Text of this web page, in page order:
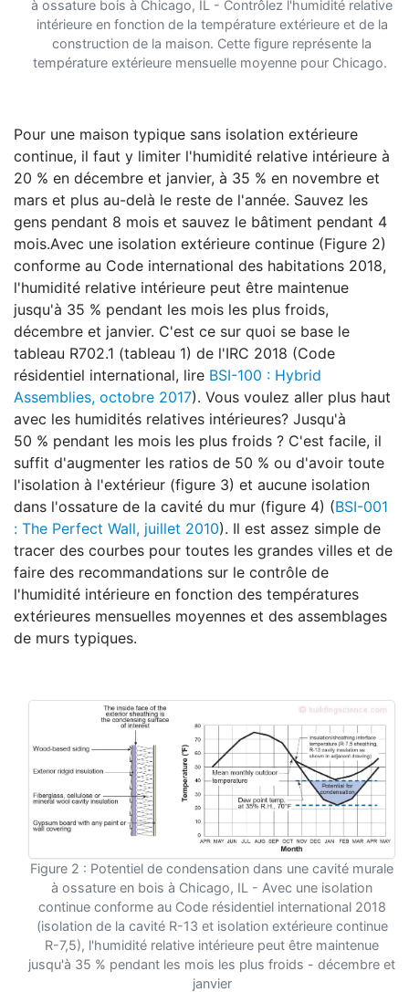
à ossature bois à Chicago, IL - Contrôlez l'humidité relative
intérieure en fonction de la température extérieure et de la
construction de la maison. Cette figure représente la
température extérieure mensuelle moyenne pour Chicago.
Pour une maison typique sans isolation extérieure
continue, il faut y limiter l'humidité relative intérieure à
20 % en décembre et janvier, à 35 % en novembre et
mars et plus au-delà le reste de l'année. Sauvez les
gens pendant 8 mois et sauvez le bâtiment pendant 4
mois.Avec une isolation extérieure continue (Figure 2)
conforme au Code international des habitations 2018,
l'humidité relative intérieure peut être maintenue
jusqu'à 35 % pendant les mois les plus froids,
décembre et janvier. C'est ce sur quoi se base le
tableau R702.1 (tableau 1) de l'IRC 2018 (Code
résidentiel international, lire BSI-100 : Hybrid
Assemblies, octobre 2017). Vous voulez aller plus haut
avec les humidités relatives intérieures? Jusqu'à
50 % pendant les mois les plus froids ? C'est facile, il
suffit d'augmenter les ratios de 50 % ou d'avoir toute
l'isolation à l'extérieur (figure 3) et aucune isolation
dans l'ossature de la cavité du mur (figure 4) (BSI-001
: The Perfect Wall, juillet 2010). Il est assez simple de
tracer des courbes pour toutes les grandes villes et de
faire des recommandations sur le contrôle de
l'humidité intérieure en fonction des températures
extérieures mensuelles moyennes et des assemblages
de murs typiques.
Figure 2 : Potentiel de condensation dans une cavité murale
à ossature en bois à Chicago, IL - Avec une isolation
continue conforme au Code résidentiel international 2018
(isolation de la cavité R-13 et isolation extérieure continue
R-7,5), l'humidité relative intérieure peut être maintenue
jusqu'à 35 % pendant les mois les plus froids - décembre et
janvier